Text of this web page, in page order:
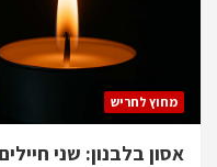
מחוץ לחריש
אסון בלבנון: שני